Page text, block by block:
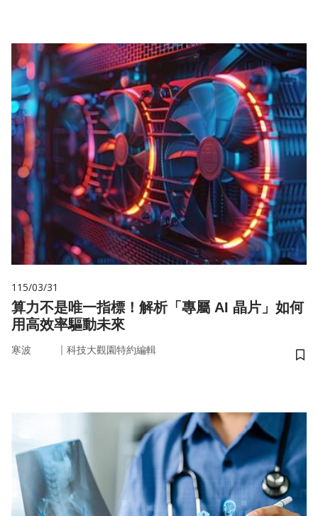
115/03/31
算力不是唯一指標！解析「專屬 AI 晶片」如何
用高效率驅動未來
寒波 ｜ 科技大觀園特約編輯
儲